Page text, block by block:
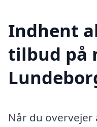
Indhent
tilbud på
Når du overvejer